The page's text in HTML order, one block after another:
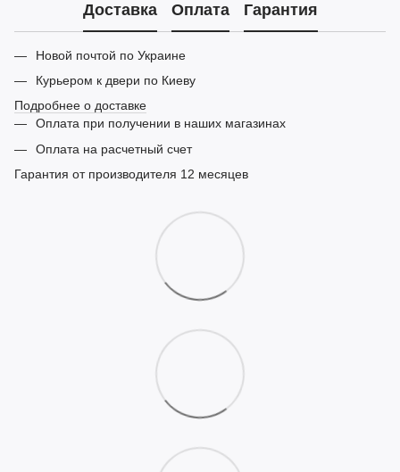
Доставка Оплата Гарантия
Новой почтой по Украине
Курьером к двери по Киеву
Подробнее о доставке
Оплата при получении в наших магазинах
Оплата на расчетный счет
Гарантия от производителя 12 месяцев